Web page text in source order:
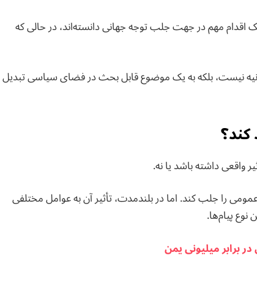
اقدام مهم در جهت جلب توجه جهانی دانسته‌اند، در حالی که
نیست، بلکه به یک موضوع قابل بحث در فضای سیاسی تبدیل
کند؟
واقعی داشته باشد یا نه.
را جلب کند. اما در بلندمدت، تأثیر آن به عوامل مختلفی
پیام‌ها.
برابر میلیونی یمن